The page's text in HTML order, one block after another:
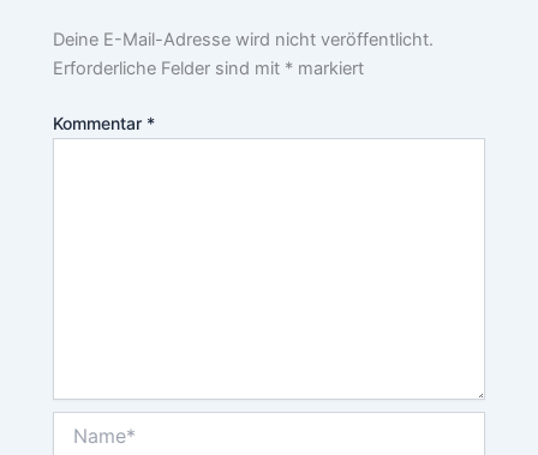
Deine E-Mail-Adresse wird nicht veröffentlicht.
Erforderliche Felder sind mit * markiert
Kommentar *